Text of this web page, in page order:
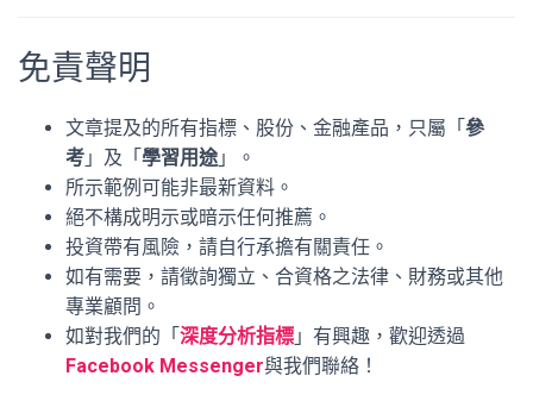
免責聲明
文章提及的所有指標、股份、金融產品，只屬「 參
考 」及「 學習用途 」。
所示範例可能非最新資料。
絕不構成明示或暗示任何推薦。
投資帶有風險，請自行承擔有關責任。
如有需要，請徵詢獨立、合資格之法律、財務或其他
專業顧問。
如對我們的「 深度分析指標 」有興趣，歡迎透過
Facebook Messenger與我們聯絡！